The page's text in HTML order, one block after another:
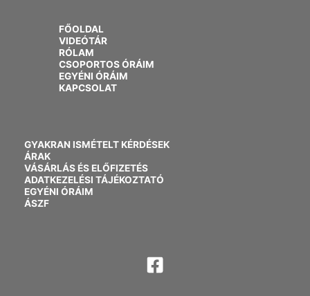
FŐOLDAL
VIDEÓTÁR
RÓLAM
CSOPORTOS ÓRÁIM
EGYÉNI ÓRÁIM
KAPCSOLAT
GYAKRAN ISMÉTELT KÉRDÉSEK
ÁRAK
VÁSÁRLÁS ÉS ELŐFIZETÉS
ADATKEZELÉSI TÁJÉKOZTATÓ
EGYÉNI ÓRÁIM
ÁSZF